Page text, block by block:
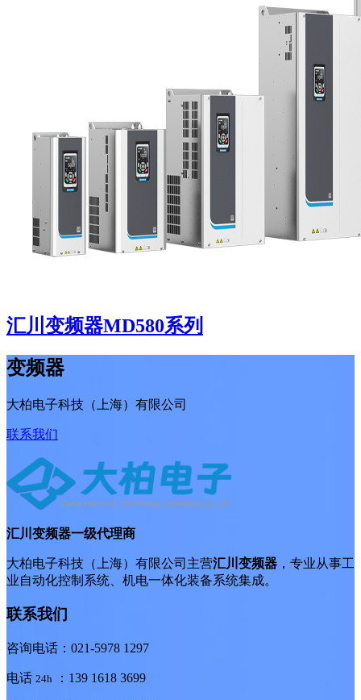
汇川变频器MD580系列
变频器
大柏电子科技（上海）有限公司
联系我们
汇川变频器一级代理商
大柏电子科技（上海）有限公司主营汇川变频器 ，专业从事工
业自动化控制系统、机电一体化装备系统集成。
联系我们
咨询电话：021-5978 1297
电话 24h ：139 1618 3699